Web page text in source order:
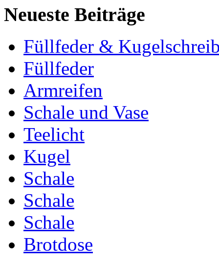
Neueste Beiträge
Füllfeder &
Füllfeder
Armreifen
Schale und Vase
Teelicht
Kugel
Schale
Schale
Schale
Brotdose